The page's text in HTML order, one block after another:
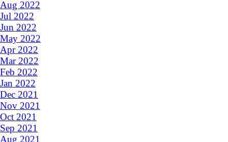
Aug 2022
Jul 2022
Jun 2022
May 2022
Apr 2022
Mar 2022
Feb 2022
Jan 2022
Dec 2021
Nov 2021
Oct 2021
Sep 2021
Aug 2021